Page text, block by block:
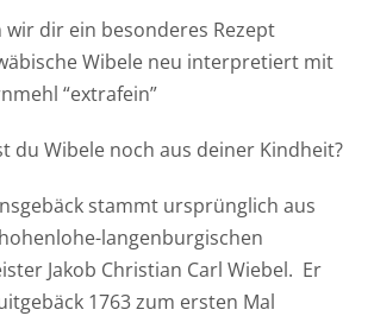
dir ein besonderes Rezept
Wibele neu interpretiert mit
“extrafein”
du Wibele noch aus deiner Kindheit?
stammt ursprünglich aus
langenburgischen
Jakob Christian Carl Wiebel. Er
1763 zum ersten Mal